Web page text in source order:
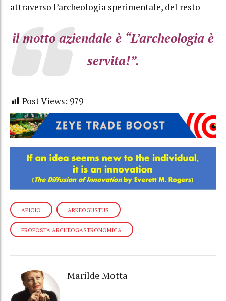
attraverso l’archeologia sperimentale, del resto
il motto aziendale è “L’archeologia è
servita!”.
Post Views: 979
APICIO ARKEOGUSTUS
PROPOSTA ARCHEOGASTRONOMICA
Marilde Motta